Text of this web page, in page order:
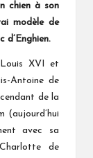
chien à son
modèle de
d’Enghien.
XVI et
Antoine de
de la
(aujourd’hui
avec sa
de